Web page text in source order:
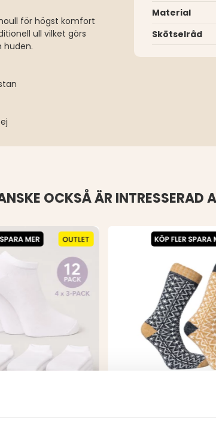
för högst komfort
ull vilket görs
huden.
Material
Skötselråd
OCKSÅ ÄR INTRESSERAD
SNEAKERS
ULLSTRUMPA